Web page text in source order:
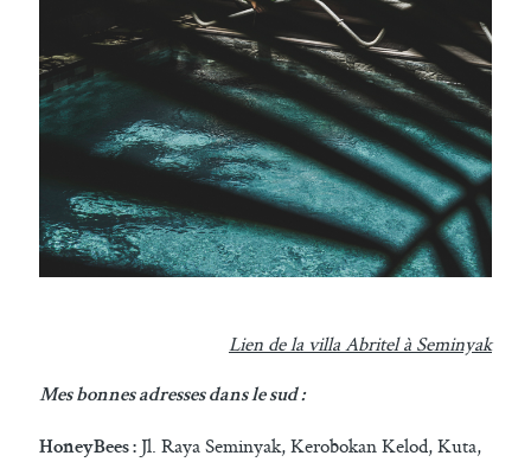
Lien de la villa Abritel à Seminyak
Mes bonnes adresses dans le sud :
HoneyBees : Jl. Raya Seminyak, Kerobokan Kelod, Kuta,